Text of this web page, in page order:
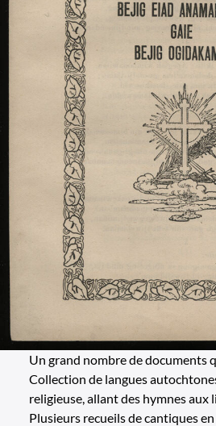
Un grand nombre de documents
Collection de langues
religieuse, allant des hymnes aux
Plusieurs recueils de cantiques